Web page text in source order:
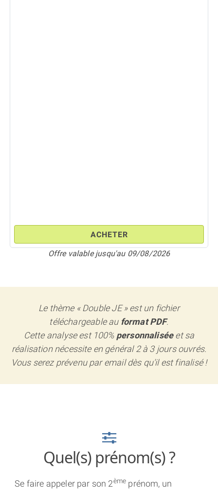
ACHETER
Offre valable jusqu'au 09/08/2026
Le thème « Double JE » est un fichier
téléchargeable au format PDF.
Cette analyse est 100% personnaliséeet sa
réalisation nécessite en général 2 à 3 jours ouvrés.
Vous serez prévenu par email dès qu'il est finalisé !
param
Quel(s) prénom(s) ?
Se faire appeler par son 2ème prénom, un